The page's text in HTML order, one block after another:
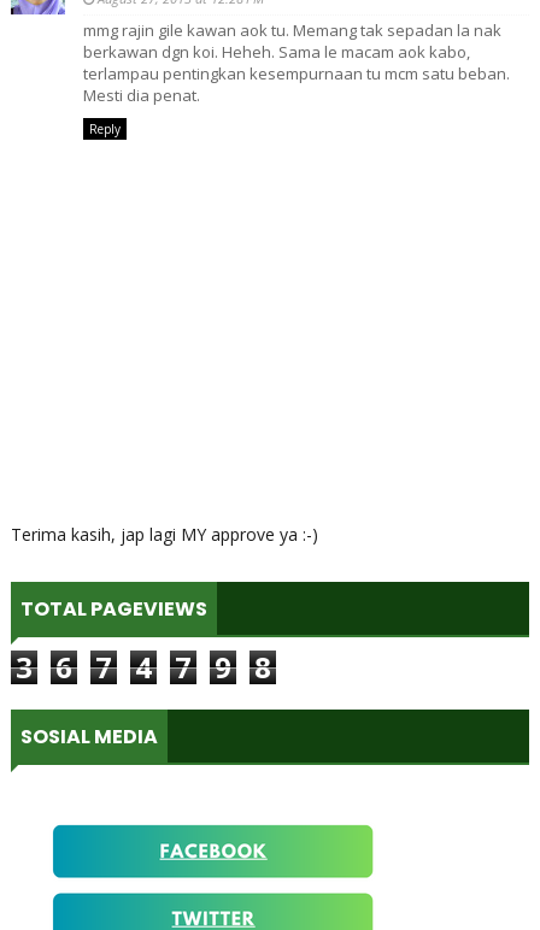
mmg rajin gile kawan aok tu. Memang tak sepadan la nak
berkawan dgn koi. Heheh. Sama le macam aok kabo,
terlampau pentingkan kesempurnaan tu mcm satu beban.
Mesti dia penat.
Reply
Terima kasih, jap lagi MY approve ya :-)
TOTAL PAGEVIEWS
3 6 7 4 7 9 8
SOSIAL MEDIA